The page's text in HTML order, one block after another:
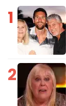
1
2